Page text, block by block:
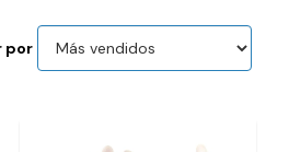
por